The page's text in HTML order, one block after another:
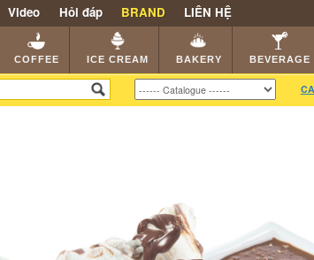
SHOP KEM NGON HẠT CAFE NHÀ HÀNG
Video Hỏi đáp BRAND LIÊN HỆ
COFFEE ICE CREAM BAKERY BEVERAGE